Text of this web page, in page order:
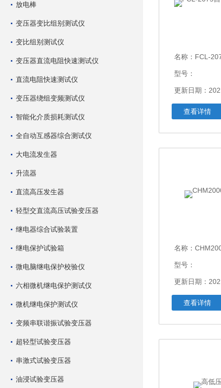
放电棒
变压器变比组别测试仪
变比组别测试仪
变压器直流电阻快速测试仪
直流电阻快速测试仪
变压器绕组变频测试仪
智能化介质损耗测试仪
全自动互感器综合测试仪
大电流发生器
升流器
直流高压发生器
轻型交直流高压试验变压器
继电器综合试验装置
继电保护试验箱
微电脑继电保护校验仪
六相微机继电保护测试仪
微机继电保护测试仪
变频串联谐振试验变压器
超轻型试验变压器
串激式试验变压器
油浸试验变压器
名称： FCL-
型号：
更新日期：
查看详情
名称：
型号：
更新日期：
查看详情